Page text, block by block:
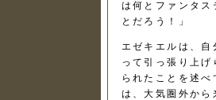
は何とファンタス
とだろう！」
エゼキエルは、自
って引っ張り上
られたことを述
は、大気圏外から